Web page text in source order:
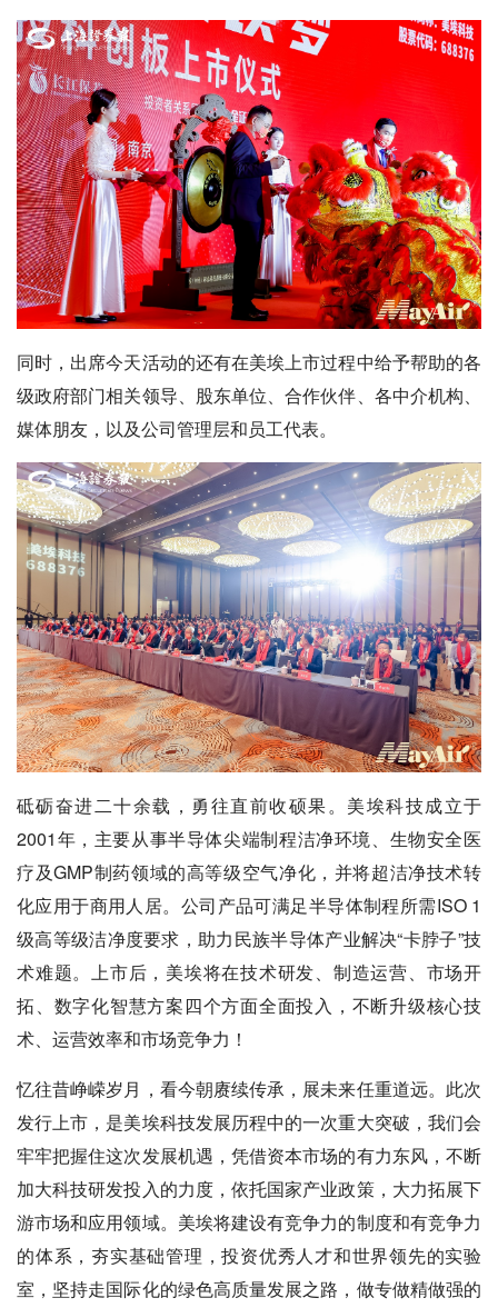
同时，出席今天活动的还有在美埃上市过程中给予帮助的各
级政府部门相关领导、股东单位、合作伙伴、各中介机构、
媒体朋友，以及公司管理层和员工代表。
砥砺奋进二十余载，勇往直前收硕果。美埃科技成立于
2001年，主要从事半导体尖端制程洁净环境、生物安全医
疗及GMP制药领域的高等级空气净化，并将超洁净技术转
化应用于商用人居。公司产品可满足半导体制程所需ISO 1
级高等级洁净度要求，助力民族半导体产业解决“卡脖子”技
术难题。上市后，美埃将在技术研发、制造运营、市场开
拓、数字化智慧方案四个方面全面投入，不断升级核心技
术、运营效率和市场竞争力！
忆往昔峥嵘岁月，看今朝赓续传承，展未来任重道远。此次
发行上市，是美埃科技发展历程中的一次重大突破，我们会
牢牢把握住这次发展机遇，凭借资本市场的有力东风，不断
加大科技研发投入的力度，依托国家产业政策，大力拓展下
游市场和应用领域。美埃将建设有竞争力的制度和有竞争力
的体系，夯实基础管理，投资优秀人才和世界领先的实验
室，坚持走国际化的绿色高质量发展之路，做专做精做强的